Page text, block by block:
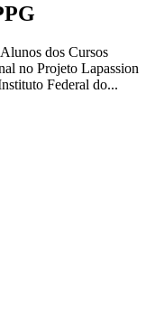
dos Cursos
no Projeto Lapassion
Federal do...